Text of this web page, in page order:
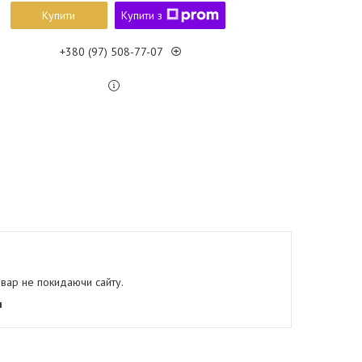
Купити Купити з
+380 (97) 508-77-07
не покидаючи сайту.